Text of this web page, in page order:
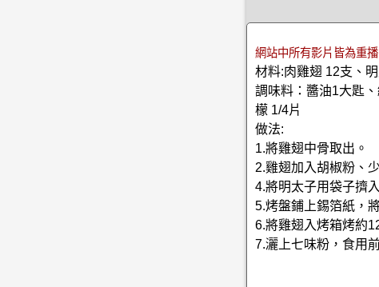
網站中所有影片皆為重
材料:肉雞翅 12支、
調味料：醬油1大匙
檬 1/4片
做法:
1.將雞翅中骨取出。
2.雞翅加入胡椒粉、
4.將明太子用袋子擠
5.烤盤鋪上錫箔紙，
6.將雞翅入烤箱烤約
7.灑上七味粉，食用